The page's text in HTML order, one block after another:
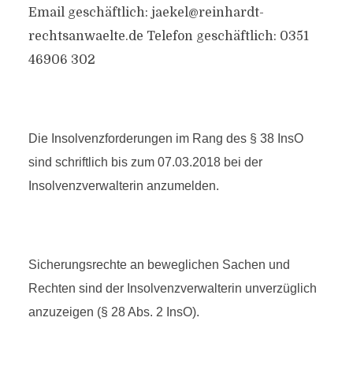
Email geschäftlich: jaekel@reinhardt-
rechtsanwaelte.de Telefon geschäftlich: 0351
46906 302
Die Insolvenzforderungen im Rang des § 38 InsO
sind schriftlich bis zum 07.03.2018 bei der
Insolvenzverwalterin anzumelden.
Sicherungsrechte an beweglichen Sachen und
Rechten sind der Insolvenzverwalterin unverzüglich
anzuzeigen (§ 28 Abs. 2 InsO).